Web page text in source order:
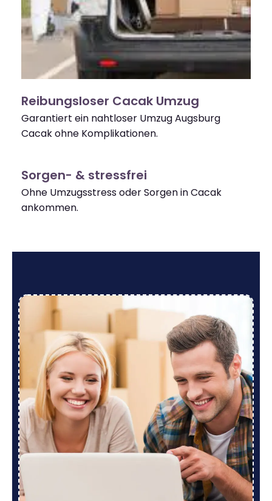
Reibungsloser Cacak Umzug
Garantiert ein nahtloser Umzug Augsburg
Cacak ohne Komplikationen.
Sorgen- & stressfrei
Ohne Umzugsstress oder Sorgen in Cacak
ankommen.